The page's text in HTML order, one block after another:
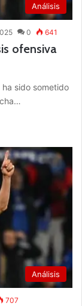
Análisis
0 641
ofensiva
ha sido sometido
Análisis
707